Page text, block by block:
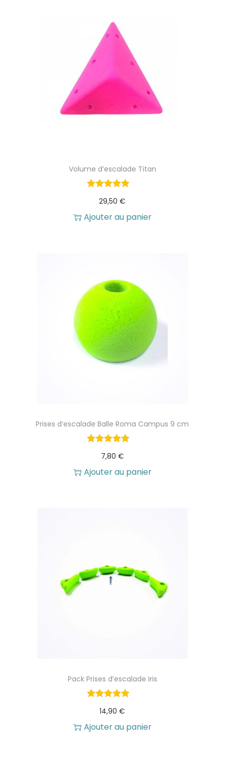
Volume d’escalade Titan
29,50€
Ajouter au panier
Prises d’escalade Balle Roma Campus 9 cm
7,80 €
Ajouter au panier
Pack Prises d’escalade Iris
14,90€
Ajouter au panier